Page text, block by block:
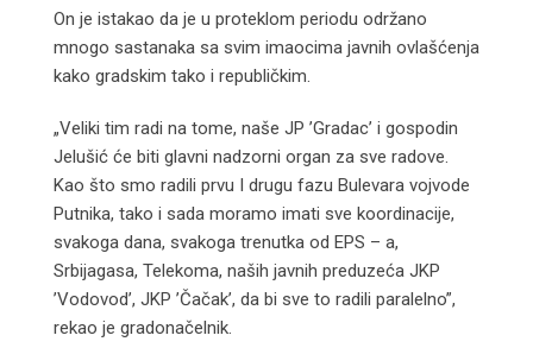
On je istakao da je u proteklom periodu održano
mnogo sastanaka sa svim imaocima javnih ovlašćenja
kako gradskim tako i republičkim.
„Veliki tim radi na tome, naše JP ’Gradac’ i gospodin
Jelušić će biti glavni nadzorni organ za sve radove.
Kao što smo radili prvu I drugu fazu Bulevara vojvode
Putnika, tako i sada moramo imati sve koordinacije,
svakoga dana, svakoga trenutka od EPS – a,
Srbijagasa, Telekoma, naših javnih preduzeća JKP
’Vodovod’, JKP ’Čačak’, da bi sve to radili paralelno”,
rekao je gradonačelnik.